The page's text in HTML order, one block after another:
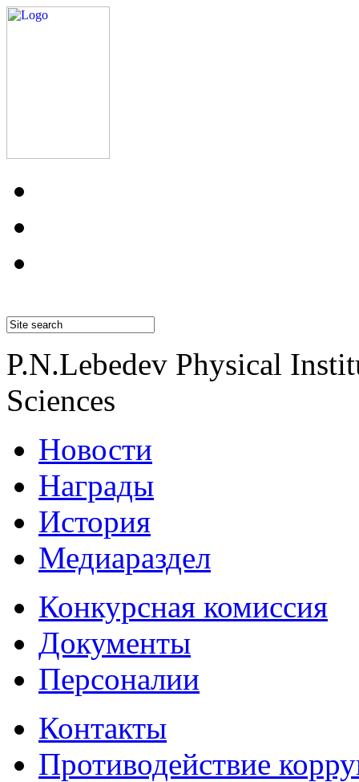
P.N.Lebedev Physical
Sciences
Новости
Награды
История
Медиараздел
Конкурсная комиссия
Документы
Персоналии
Контакты
Противодействие